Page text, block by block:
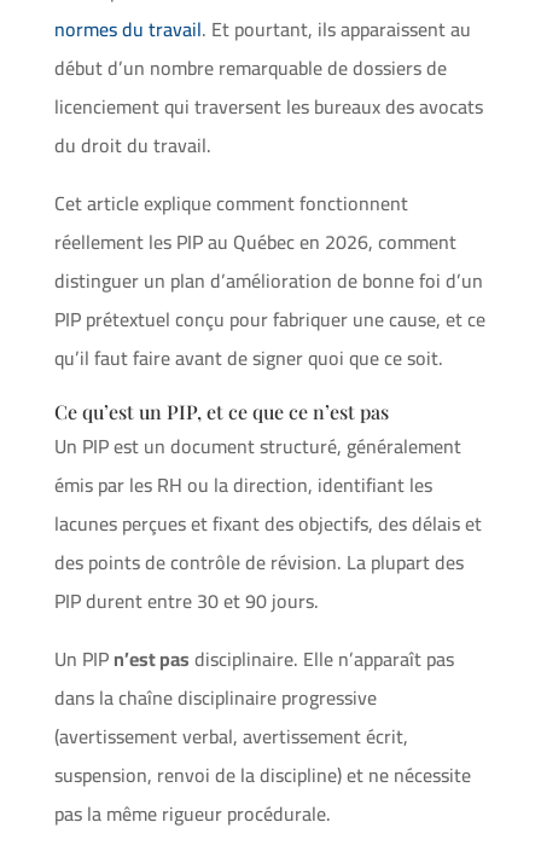
normes du travail. Et pourtant, ils apparaissent au
début d’un nombre remarquable de dossiers de
licenciement qui traversent les bureaux des avocats
du droit du travail.
Cet article explique comment fonctionnent
réellement les PIP au Québec en 2026, comment
distinguer un plan d’amélioration de bonne foi d’un
PIP prétextuel conçu pour fabriquer une cause, et ce
qu’il faut faire avant de signer quoi que ce soit.
Ce qu’est un PIP, et ce que ce n’est pas
Un PIP est un document structuré, généralement
émis par les RH ou la direction, identifiant les
lacunes perçues et fixant des objectifs, des délais et
des points de contrôle de révision. La plupart des
PIP durent entre 30 et 90 jours.
Un PIPn’est pasdisciplinaire. Elle n’apparaît pas
dans la chaîne disciplinaire progressive
(avertissement verbal, avertissement écrit,
suspension, renvoi de la discipline) et ne nécessite
pas la même rigueur procédurale.